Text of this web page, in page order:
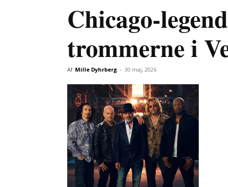
Chicago-
trommerne i
Af Mille Dyhrberg - 30 maj, 2026